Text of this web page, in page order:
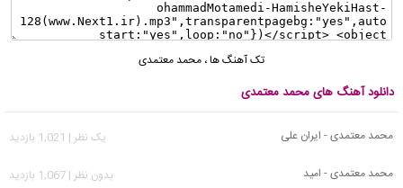
تک آهنگ ها، محمد معتمدی
دانلود آهنگ های محمد معتمدی
محمد معتمدی - ایران علی
يک نظر | 1,021 بازدید
محمد معتمدی - امید
بدون نظر | 1,067 بازدید